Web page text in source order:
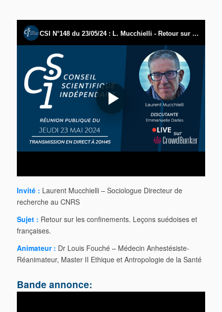
Invité : Laurent Mucchielli – Sociologue Directeur de
recherche au CNRS
Sujet : Retour sur les confinements. Leçons suédoises et
françaises.
Animateur : Dr Louis Fouché – Médecin Anhestésiste-
Réanimateur, Master II Ethique et Antropologie de la Santé
Bande annonce: